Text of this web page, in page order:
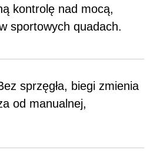
kontrolę nad mocą,
sportowych quadach.
sprzęgła, biegi zmienia
od manualnej,